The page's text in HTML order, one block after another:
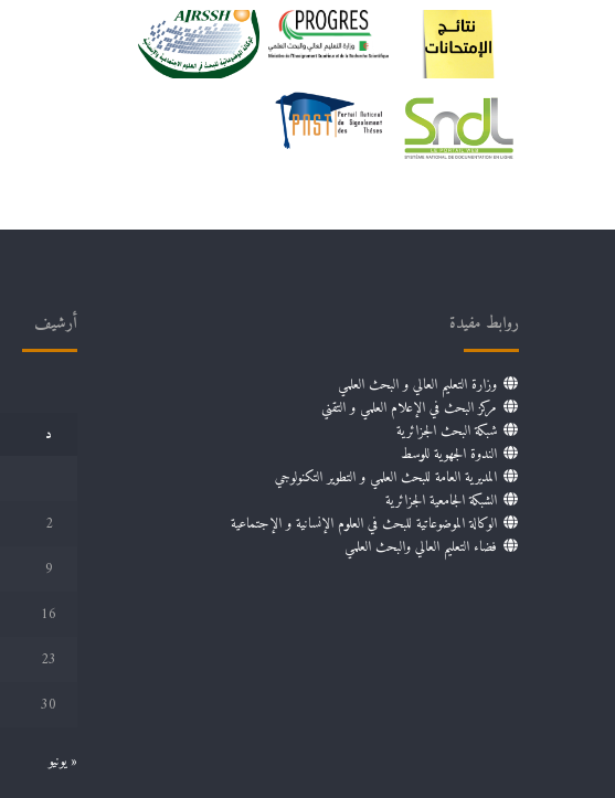
روابط مفيدة
وزارة التعليم العالي و البحث العلمي
مركز البحث في الإعلام العلمي و التقني
شبكة البحث الجزائرية
الندوة الجهوية للوسط
المديرية العامة للبحث العلمي و التطوير التكنولوجي
الشبكة الجامعية الجزائرية
الوكالة الموضوعاتية للبحث في العلوم الإنسانية و الإجتماعية
فضاء التعليم العالي والبحث العلمي
أرشيف
د
2
9
16
23
30
« يونيو